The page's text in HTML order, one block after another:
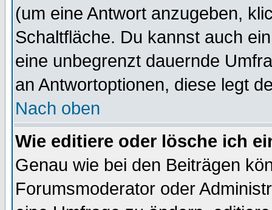
(um eine Antwort anzugeben,
Schaltfläche. Du kannst auch
eine unbegrenzt dauernde
an Antwortoptionen, diese legt
Nach oben
Wie editiere oder lösche ich
Genau wie bei den Beiträgen
Forumsmoderator oder